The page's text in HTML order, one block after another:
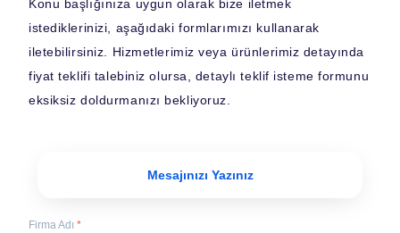
Konu başlığınıza uygun olarak bize iletmek
istediklerinizi, aşağıdaki formlarımızı kullanarak
iletebilirsiniz. Hizmetlerimiz veya ürünlerimiz detayında
fiyat teklifi talebiniz olursa, detaylı teklif isteme formunu
eksiksiz doldurmanızı bekliyoruz.
Mesajınızı Yazınız
Firma Adı